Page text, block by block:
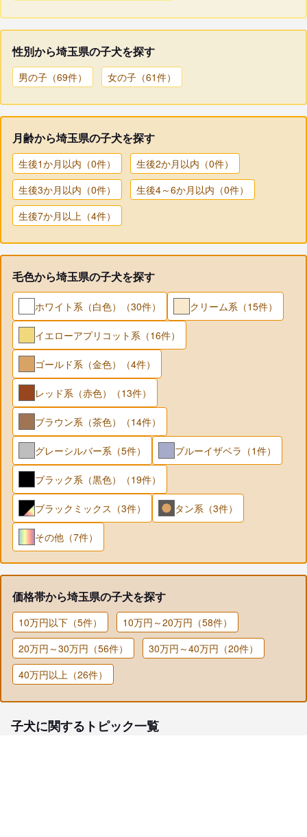
性別から埼玉県の子犬を探す
男の子（69件） 女の子（61件）
月齢から埼玉県の子犬を探す
生後1か月以内（0件）
生後2か月以内（0件）
生後3か月以内（0件）
生後4～6か月以内（0件）
生後7か月以上（4件）
毛色から埼玉県の子犬を探す
ホワイト系（白色）（30件） クリーム系（15件）
イエローアプリコット系（16件）
ゴールド系（金色）（4件）
レッド系（赤色）（13件）
ブラウン系（茶色）（14件）
グレーシルバー系（5件） ブルーイザベラ（1件）
ブラック系（黒色）（19件）
ブラックミックス（3件） タン系（3件）
その他（7件）
価格帯から埼玉県の子犬を探す
10万円以下（5件）
10万円～20万円（58件）
20万円～30万円（56件）
30万円～40万円（20件）
40万円以上（26件）
子犬に関するトピック一覧